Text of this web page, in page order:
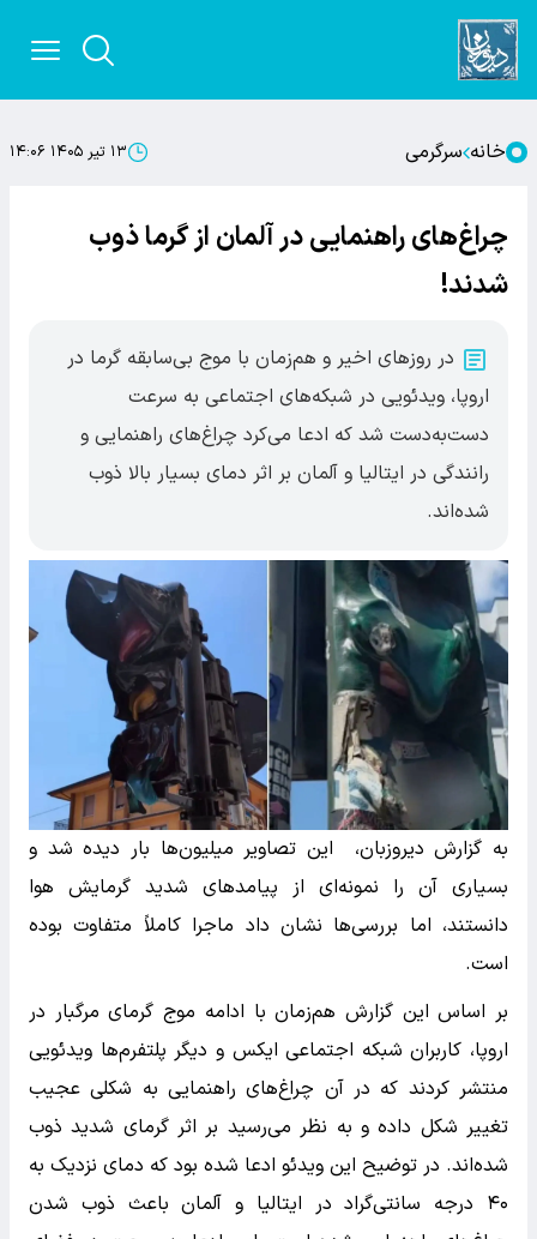
خانه سرگرمی ۱۳ تیر ۱۴۰۵ ۱۴:۰۶
چراغ‌‌های راهنمایی در ‌آلمان از گرما ذوب
شدند!
در روزهای اخیر و هم‌زمان با موج بی‌سابقه گرما در
اروپا، ویدئویی در شبکه‌های اجتماعی به سرعت
دست‌به‌دست شد که ادعا می‌کرد چراغ‌های راهنمایی و
رانندگی در ایتالیا و آلمان بر اثر دمای بسیار بالا ذوب
شده‌اند.
به گزارش دیروزبان، این تصاویر میلیون‌ها بار دیده شد و
بسیاری آن را نمونه‌ای از پیامدهای شدید گرمایش هوا
دانستند، اما بررسی‌ها نشان داد ماجرا کاملاً متفاوت بوده
است.
بر اساس این گزارش هم‌زمان با ادامه موج گرمای مرگبار در
اروپا، کاربران شبکه اجتماعی ایکس و دیگر پلتفرم‌ها ویدئویی
منتشر کردند که در آن چراغ‌های راهنمایی به شکلی عجیب
تغییر شکل داده و به نظر می‌رسید بر اثر گرمای شدید ذوب
شده‌اند. در توضیح این ویدئو ادعا شده بود که دمای نزدیک به
۴۰ درجه سانتی‌گراد در ایتالیا و آلمان باعث ذوب شدن